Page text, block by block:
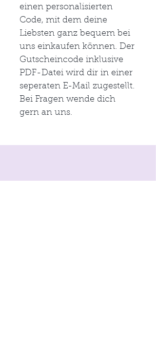
einen personalisierten
Code, mit dem deine
Liebsten ganz bequem bei
uns einkaufen können. Der
Gutscheincode inklusive
PDF-Datei wird dir in einer
seperaten E-Mail zugestellt.
Bei Fragen wende dich
gern an uns.